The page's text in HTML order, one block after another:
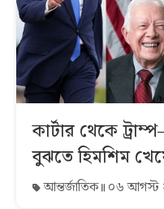
কার্টার থেকে
বুঝতে হিমশিম
আন্তর্জাতিক ০৬ আগস্ট